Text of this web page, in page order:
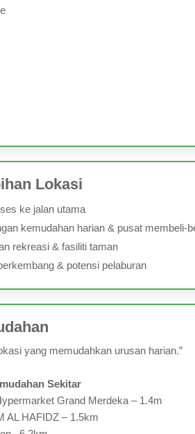
Lokasi
ke jalan utama
kemudahan harian & pusat
rekreasi & fasiliti taman
& potensi pelaburan
yang memudahkan urusan harian.”
Sekitar
Grand Merdeka – 1.4m
AL HAFIDZ – 1.5km